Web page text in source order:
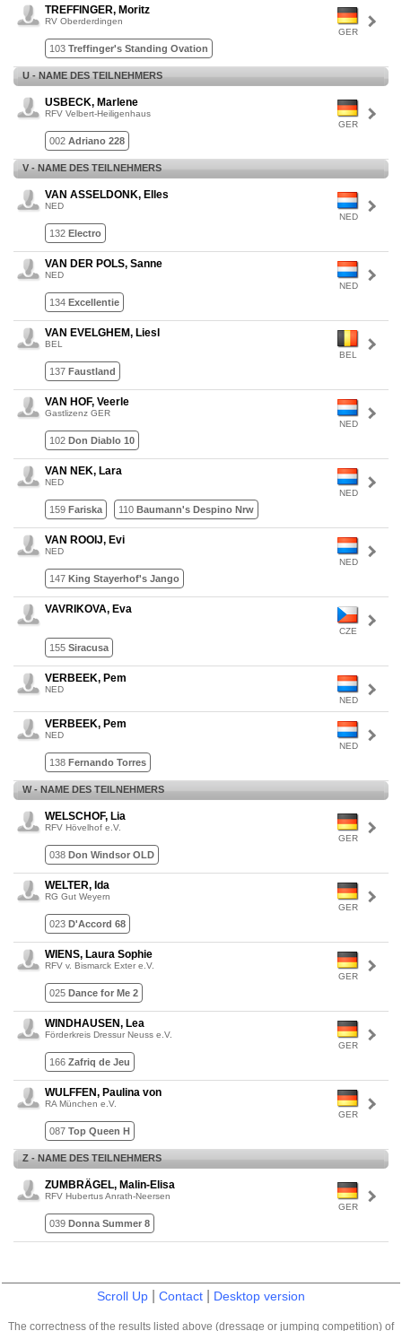
GER
TREFFINGER, Moritz
RV Oberderdingen
103 Treffinger's Standing Ovation
U - NAME DES TEILNEHMERS
GER
USBECK, Marlene
RFV Velbert-Heiligenhaus
002 Adriano 228
V - NAME DES TEILNEHMERS
NED
VAN ASSELDONK, Elles
NED
132 Electro
NED
VAN DER POLS, Sanne
NED
134 Excellentie
BEL
VAN EVELGHEM, Liesl
BEL
137 Faustland
NED
VAN HOF, Veerle
Gastlizenz GER
102 Don Diablo 10
NED
VAN NEK, Lara
NED
159 Fariska 110 Baumann's Despino Nrw
NED
VAN ROOIJ, Evi
NED
147 King Stayerhof's Jango
CZE
VAVRIKOVA, Eva
155 Siracusa
NED
VERBEEK, Pem
NED
NED
VERBEEK, Pem
NED
138 Fernando Torres
W - NAME DES TEILNEHMERS
GER
WELSCHOF, Lia
RFV Hövelhof e.V.
038 Don Windsor OLD
GER
WELTER, Ida
RG Gut Weyern
023 D'Accord 68
GER
WIENS, Laura Sophie
RFV v. Bismarck Exter e.V.
025 Dance for Me 2
GER
WINDHAUSEN, Lea
Förderkreis Dressur Neuss e.V.
166 Zafriq de Jeu
GER
WULFFEN, Paulina von
RA München e.V.
087 Top Queen H
Z - NAME DES TEILNEHMERS
GER
ZUMBRÄGEL, Malin-Elisa
RFV Hubertus Anrath-Neersen
039 Donna Summer 8
Scroll Up Contact Desktop version
The correctness of the results listed above (dressage or jumping competition) of